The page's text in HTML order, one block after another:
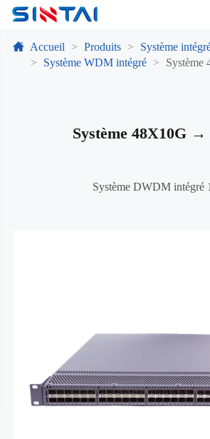
Accueil Produits
Système
Système WDM intégré
Système 48X10G →
Système DWDM intégré